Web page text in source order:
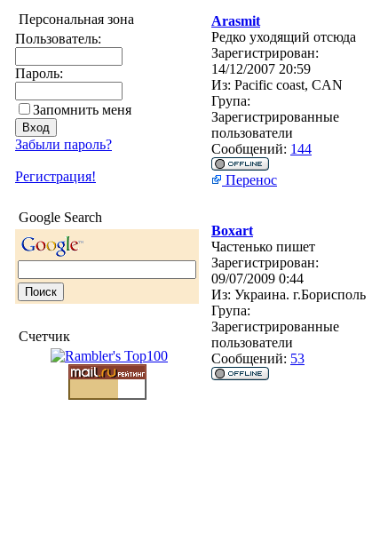
Персональная зона
Пользователь:
Пароль:
Запомнить меня
Забыли пароль?
Регистрация!
Google Search
Счетчик
Arasmit
Редко уходящий отсюда
Зарегистрирован:
14/12/2007 20:59
Из: Pacific coast, CAN
Група:
Зарегистрированные
пользователи
Сообщений: 144
Перенос
Boxart
Частенько пишет
Зарегистрирован:
09/07/2009 0:44
Из: Украина. г.Борисполь
Група:
Зарегистрированные
пользователи
Сообщений: 53